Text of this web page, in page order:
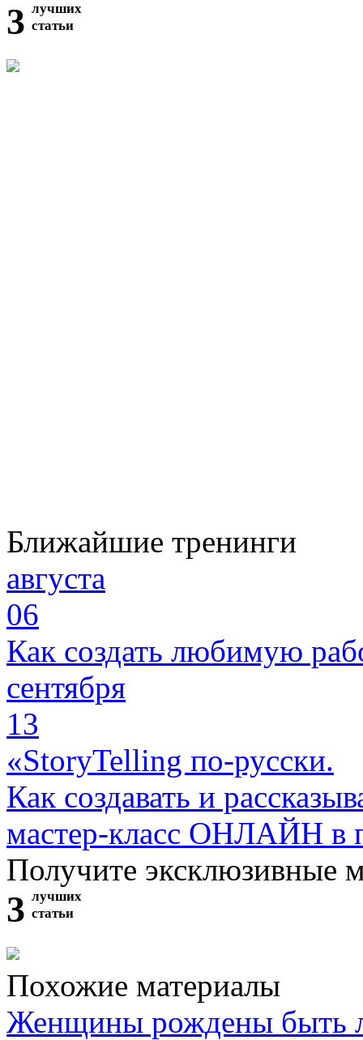
3 лучших
статьи
Ближайшие тренинги
августа
06
Как создать любимую
сентября
13
«StoryTelling по-русски.
Как создавать и
мастер-класс ОНЛАЙН в
Получите эксклюзивные
3 лучших
статьи
Похожие материалы
Женщины рождены быть